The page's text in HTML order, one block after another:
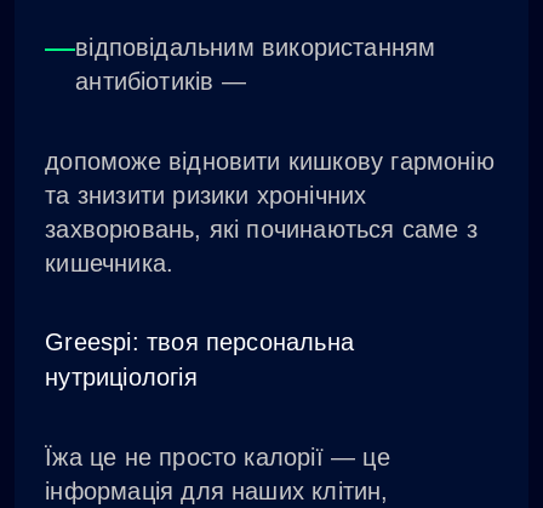
відповідальним використанням
антибіотиків —
допоможе відновити кишкову гармонію
та знизити ризики хронічних
захворювань, які починаються саме з
кишечника.
Greespi: твоя персональна
нутриціологія
Їжа це не просто калорії — це
інформація для наших клітин,